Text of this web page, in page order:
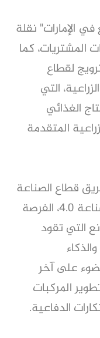
الإمارات" نقلة
المشتريات، كما
لقطاع
التي
الغذائي
المتقدمة
قطاع الصناعة
المتقدمة والذكاء الاصطناعي والصناعة 4.0، الفرصة
التي تقود
على آخر
المركبات
الدفاعية.